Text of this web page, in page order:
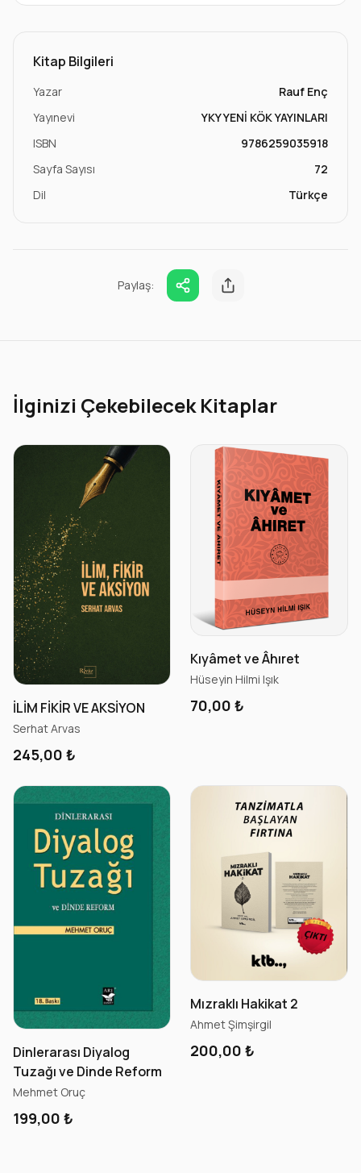
Kitap Bilgileri
Yazar
Rauf Enç
Yayınevi
YKY YENİ KÖK YAYINLARI
ISBN
9786259035918
Sayfa Sayısı
72
Dil
Türkçe
Paylaş:
İlginizi Çekebilecek Kitaplar
İLİM FİKİR VE AKSİYON
Serhat Arvas
245,00 ₺
Kıyâmet ve Âhıret
Hüseyin Hilmi Işık
70,00 ₺
Dinlerarası Diyalog
Tuzağı ve Dinde Reform
Mehmet Oruç
199,00 ₺
Mızraklı Hakikat 2
Ahmet Şimşirgil
200,00 ₺